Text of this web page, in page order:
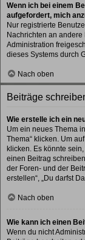
Wenn ich bei einem
aufgefordert, mich
Nur registrierte
Nachrichten an
Administration
dieses Systems durch
Nach oben
Beiträge
Wie erstelle ich ein
Um ein neues Thema
Thema“ klicken. Um
klicken. Es könnte
einen Beitrag
der Foren- und der
erstellen“, „Du darfst
Nach oben
Wie kann ich einen
Wenn du nicht